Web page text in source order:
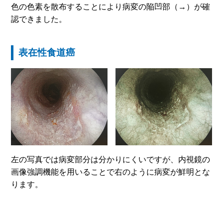
色の色素を散布することにより病変の陥凹部（→）が確
認できました。
表在性食道癌
左の写真では病変部分は分かりにくいですが、内視鏡の
画像強調機能を用いることで右のように病変が鮮明とな
ります。